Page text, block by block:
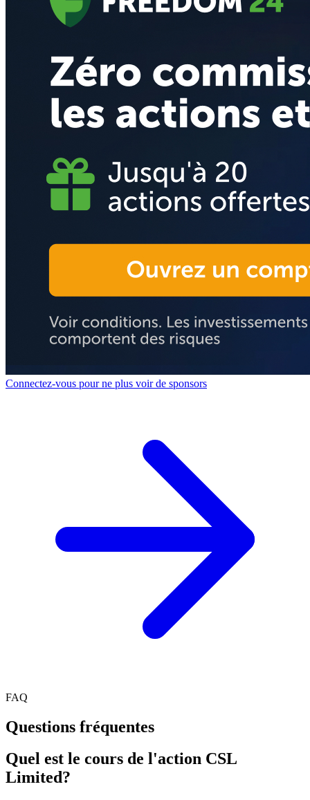
Connectez-vous pour ne plus voir de sponsors
FAQ
Questions fréquentes
Quel est le cours de l'action CSL
Limited?